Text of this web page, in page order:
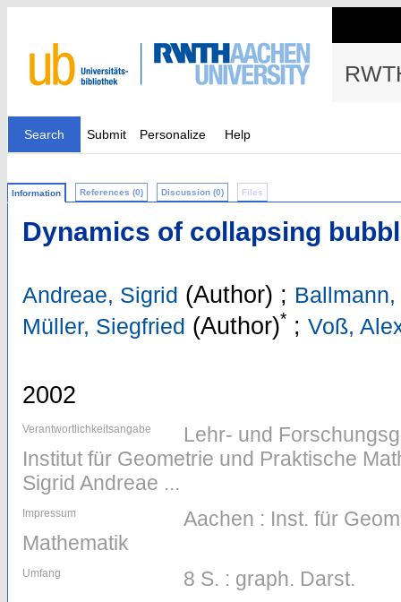
Search Submit Personalize Help
Information References (0) Discussion (0) Files
Dynamics of collapsing
Andreae, Sigrid (Author) ;
Müller, Siegfried (Author)* ; Voß,
2002
Verantwortlichkeitsangabe
Lehr- und
Institut für Geometrie und Praktische
Sigrid Andreae ...
Impressum
Aachen : Inst. für
Mathematik
Umfang 8 S. : graph. Darst.